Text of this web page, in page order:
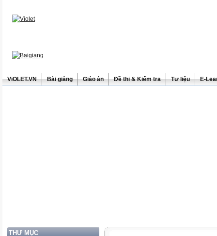
ViOLET.VN Bài giảng Giáo án Đề thi & Kiểm tra Tư liệu E-
THƯ MỤC